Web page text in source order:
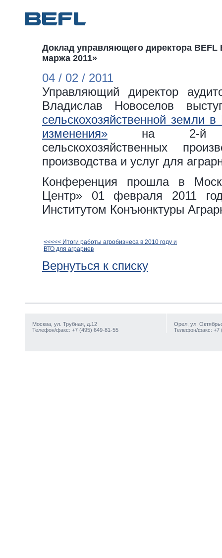
Доклад управляющего директора
маржа 2011»
04 / 02 / 2011
Управляющий директор
Владислав Новоселов
сельскохозяйственной земли
изменения» на 2-й
сельскохозяйственных
производства и услуг для
Конференция прошла в
Центр» 01 февраля 2011
Институтом Конъюнктуры
<<<<< Итоги работы агробизнеса в 2010 году и
ВТО для аграриев
Вернуться к списку
Москва, ул. Трубная, д.12
Телефон/факс: +7 (495) 649-81-55
Орел, ул.
Телефон/факс: +7